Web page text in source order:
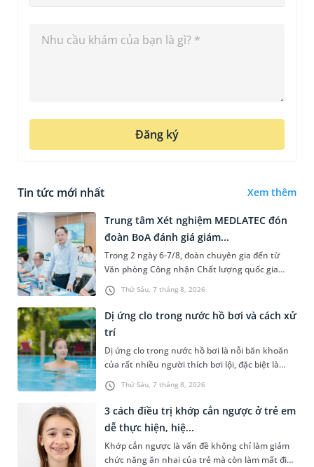
Đăng ký
Tin tức mới nhất Xem thêm
Thứ Sáu, 7 tháng 8, 2026
Trung tâm Xét nghiệm MEDLATEC đón
đoàn BoA đánh giá giám...
Trong 2 ngày 6-7/8, đoàn chuyên gia đến từ
Văn phòng Công nhận Chất lượng quốc gia
(BoA) đã ghi nhận và đánh giá cao nỗ lực duy trì
hệ thống quản lý chất lượ...
Thứ Sáu, 7 tháng 8, 2026
Dị ứng clo trong nước hồ bơi và cách xử
trí
Dị ứng clo trong nước hồ bơi là nỗi băn khoăn
của rất nhiều người thích bơi lội, đặc biệt là
những trường hợp thường xuyên bơi ở những
hồ bơi nhân tạo. Bài v...
3 cách điều trị khớp cắn ngược ở trẻ em
dễ thực hiện, hiệ...
Khớp cắn ngược là vấn đề không chỉ làm giảm
chức năng ăn nhai của trẻ mà còn làm mất đi